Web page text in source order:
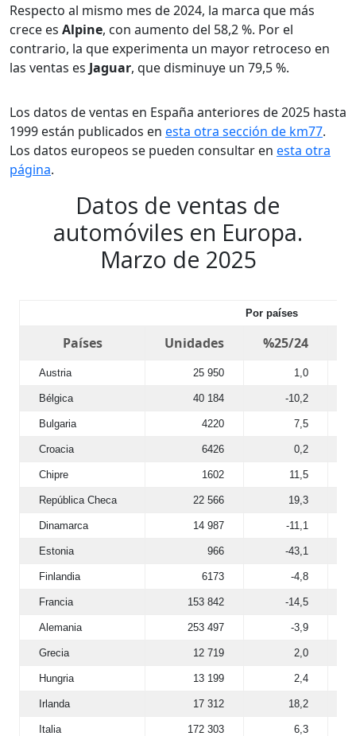
Respecto al mismo mes de 2024, la marca que más
crece es Alpine, con aumento del 58,2 %. Por el
contrario, la que experimenta un mayor retroceso en
las ventas es Jaguar, que disminuye un 79,5 %.
Los datos de ventas en España anteriores de 2025 hasta
1999 están publicados en esta otra sección de km77.
Los datos europeos se pueden consultar en esta otra
página.
Datos de ventas de
automóviles en Europa.
Marzo de 2025
Por países
Países Unidades %25/24
Austria 25 950 1,0
Bélgica 40 184 -10,2
Bulgaria 4220 7,5
Croacia 6426 0,2
Chipre 1602 11,5
República Checa 22 566 19,3
Dinamarca 14 987 -11,1
Estonia 966 -43,1
Finlandia 6173 -4,8
Francia 153 842 -14,5
Alemania 253 497 -3,9
Grecia 12 719 2,0
Hungria 13 199 2,4
Irlanda 17 312 18,2
Italia 172 303 6,3